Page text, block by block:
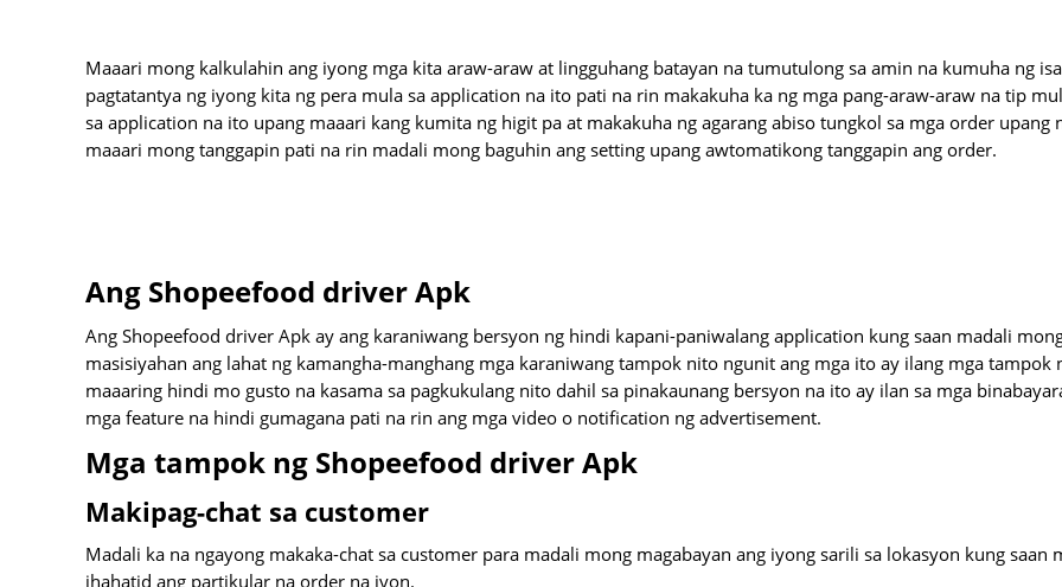
Maaari mong kalkulahin ang iyong mga kita araw-araw at lingguhang batayan na tumutulong sa amin na kumuha ng
pagtatantya ng iyong kita ng pera mula sa application na ito pati na rin makakuha ka ng mga pang-araw-araw na tip
sa application na ito upang maaari kang kumita ng higit pa at makakuha ng agarang abiso tungkol sa mga order upang
maaari mong tanggapin pati na rin madali mong baguhin ang setting upang awtomatikong tanggapin ang order.
Ang Shopeefood driver Apk
Ang Shopeefood driver Apk ay ang karaniwang bersyon ng hindi kapani-paniwalang application kung saan madali
masisiyahan ang lahat ng kamangha-manghang mga karaniwang tampok nito ngunit ang mga ito ay ilang mga tampok
maaaring hindi mo gusto na kasama sa pagkukulang nito dahil sa pinakaunang bersyon na ito ay ilan sa mga
mga feature na hindi gumagana pati na rin ang mga video o notification ng advertisement.
Mga tampok ng Shopeefood driver Apk
Makipag-chat sa customer
Madali ka na ngayong makaka-chat sa customer para madali mong magabayan ang iyong sarili sa lokasyon kung saan
ihahatid ang partikular na order na iyon.